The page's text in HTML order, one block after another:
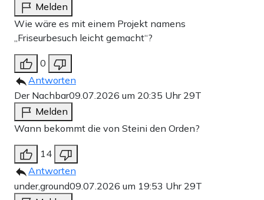
Melden
Wie wäre es mit einem Projekt namens
„Friseurbesuch leicht gemacht“?
0
Antworten
Der Nachbar09.07.2026 um 20:35 Uhr 29T
Melden
Wann bekommt die von Steini den Orden?
14
Antworten
under,ground09.07.2026 um 19:53 Uhr 29T